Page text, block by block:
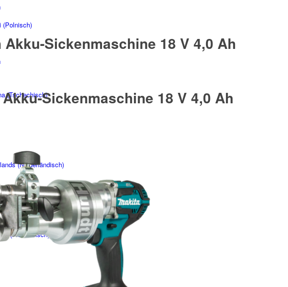
(Polnisch)
(Tschechisch)
(Niederländisch)
(Französisch)
Akku-Sickenmaschine 18 V 4,0 Ah
Akku-Sickenmaschine 18 V 4,0 Ah